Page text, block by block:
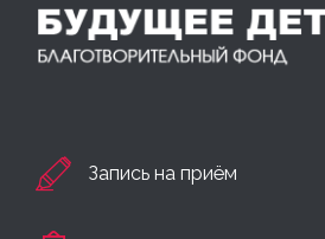
Запись на приём